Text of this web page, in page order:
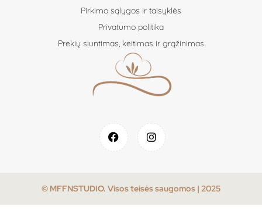
Pirkimo sąlygos ir taisyklės
Privatumo politika
Prekių siuntimas, keitimas ir grąžinimas
© MFFNSTUDIO. Visos teisės saugomos | 2025